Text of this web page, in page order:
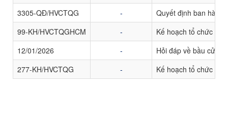
3305-QĐ/HVCTQG
-
Quyết định ban hành
99-KH/HVCTQGHCM
-
Kế hoạch tổ chức
12/01/2026
-
Hỏi đáp về bầu cử
277-KH/HVCTQG
- Kế hoạch tổ chức